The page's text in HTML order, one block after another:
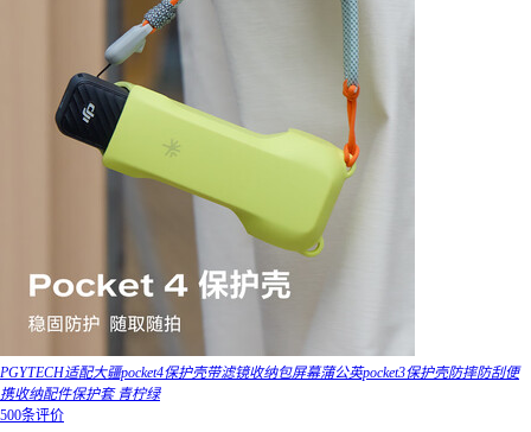
PGYTECH适配大疆pocket4保护壳带滤镜收纳包屏幕蒲公英pocket3保护壳防摔防刮便
携收纳配件保护套 青柠绿
500条评价